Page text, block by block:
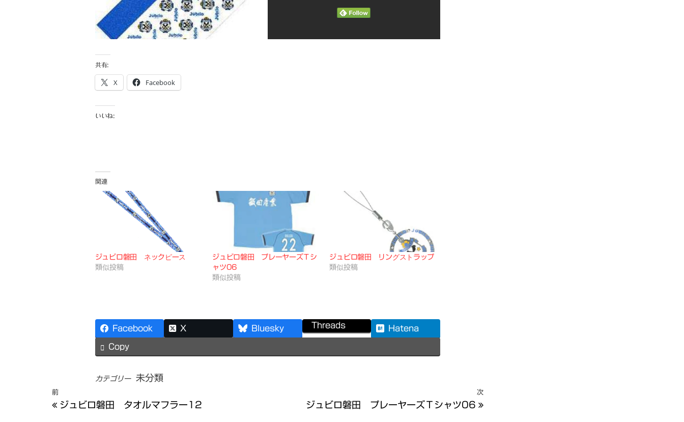
共有:
X Facebook
いいね:
関連
ジュビロ磐田 ネックピース
類似投稿
ジュビロ磐田 プレーヤーズＴシ
ャツ06
類似投稿
ジュビロ磐田 リングストラップ
類似投稿
Facebook X Bluesky Threads Hatena
Copy
カテゴリー 未分類
投
稿
前
の
前
ジュビロ磐田 タオルマフラー12
次
の
次
ジュビロ磐田 プレーヤーズＴシャツ06